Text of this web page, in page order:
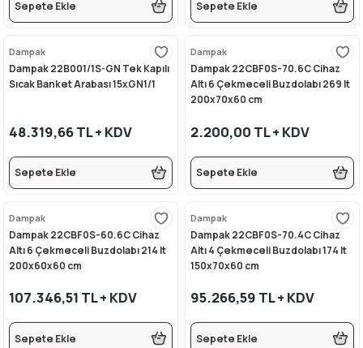
Sepete Ekle Sepete Ekle
Dampak
Dampak 22B001/1S-GN Tek Kapılı
Sıcak Banket Arabası 15xGN1/1
48.319,66 TL + KDV
Sepete Ekle
Dampak
Dampak 22CBF0S-70.6C Cihaz
Altı 6 Çekmeceli Buzdolabı 269 lt
200x70x60 cm
2.200,00 TL + KDV
Sepete Ekle
Dampak
Dampak 22CBF0S-60.6C Cihaz
Altı 6 Çekmeceli Buzdolabı 214 lt
200x60x60 cm
107.346,51 TL + KDV
Sepete Ekle
Dampak
Dampak 22CBF0S-70.4C Cihaz
Altı 4 Çekmeceli Buzdolabı 174 lt
150x70x60 cm
95.266,59 TL + KDV
Sepete Ekle